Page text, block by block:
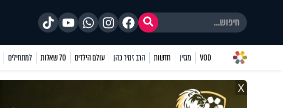
VOD מגזין חדשות הרב זמיר כהן עולם הילדים 70 שאלות למתחילים
X